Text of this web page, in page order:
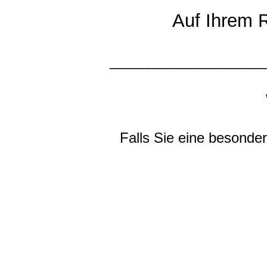
Auf Ihrem
Falls Sie eine